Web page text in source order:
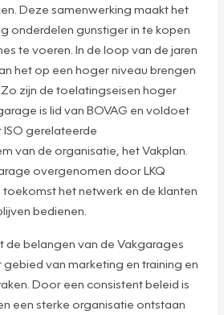
Deze samenwerking maakt het
onderdelen gunstiger in te kopen
te voeren. In de loop van de jaren
het op een hoger niveau brengen
zijn de toelatingseisen hoger
is lid van BOVAG en voldoet
ISO gerelateerde
van de organisatie, het Vakplan.
overgenomen door LKQ
het netwerk en de klanten
bedienen.
belangen van de Vakgarages
van marketing en training en
Door een consistent beleid is
een sterke organisatie ontstaan